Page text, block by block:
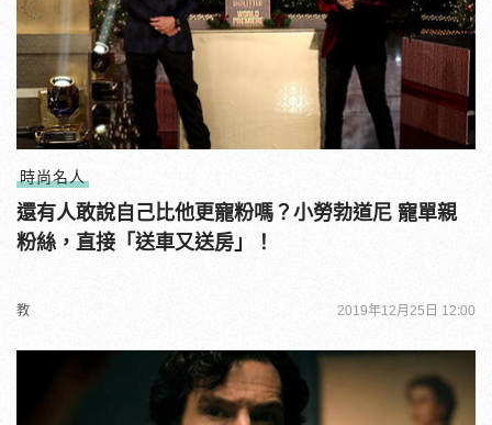
時尚名人
還有人敢說自己比他更寵粉嗎？小勞勃道尼 寵單親
粉絲，直接「送車又送房」！
教 2019年12月25日 12:00